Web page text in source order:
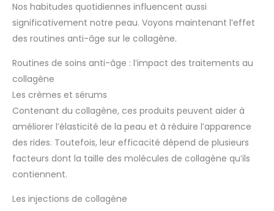
Nos habitudes quotidiennes influencent aussi
significativement notre peau. Voyons maintenant l’effet
des routines anti-âge sur le collagène.
Routines de soins anti-âge : l’impact des traitements au
collagène
Les crèmes et sérums
Contenant du collagène, ces produits peuvent aider à
améliorer l’élasticité de la peau et à réduire l’apparence
des rides. Toutefois, leur efficacité dépend de plusieurs
facteurs dont la taille des molécules de collagène qu’ils
contiennent.
Les injections de collagène